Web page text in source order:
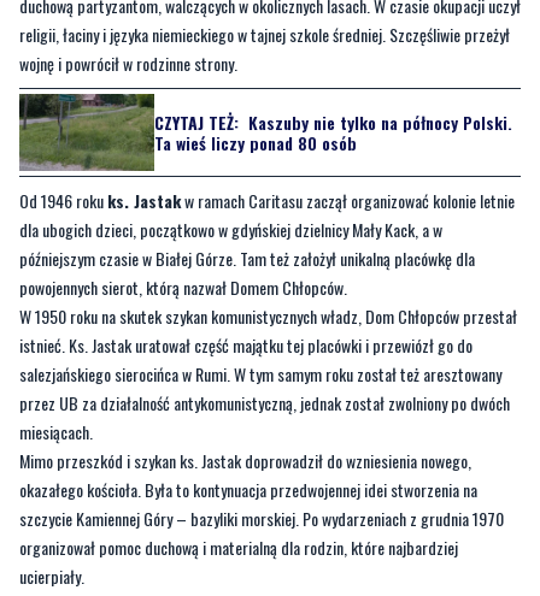
CZYTAJ TEŻ:Kaszuby nie tylko na północy Polski.
Ta wieś liczy ponad 80 osób
Od 1946 rokuks. Jastakw ramach Caritasu zaczął organizować kolonie letnie
dla ubogich dzieci, początkowo w gdyńskiej dzielnicy Mały Kack, a w
późniejszym czasie w Białej Górze. Tam też założył unikalną placówkę dla
powojennych sierot, którą nazwał Domem Chłopców.
W 1950 roku na skutek szykan komunistycznych władz, Dom Chłopców przestał
istnieć. Ks. Jastak uratował część majątku tej placówki i przewiózł go do
salezjańskiego sierocińca w Rumi. W tym samym roku został też aresztowany
przez UB za działalność antykomunistyczną, jednak został zwolniony po dwóch
miesiącach.
Mimo przeszkód i szykan ks. Jastak doprowadził do wzniesienia nowego,
okazałego kościoła. Była to kontynuacja przedwojennej idei stworzenia na
szczycie Kamiennej Góry – bazyliki morskiej. Po wydarzeniach z grudnia 1970
organizował pomoc duchową i materialną dla rodzin, które najbardziej
ucierpiały.
We wrześniu 1980 roku powstał Społeczny Komitet Budowy Pomników Ofiar
Grudnia. Ks. Jastak został jego honorowym członkiem obok prymasa Stefana
Wyszyńskiego. Zaledwie kilka miesięcy później – 17 grudnia 1980 roku – pomnik